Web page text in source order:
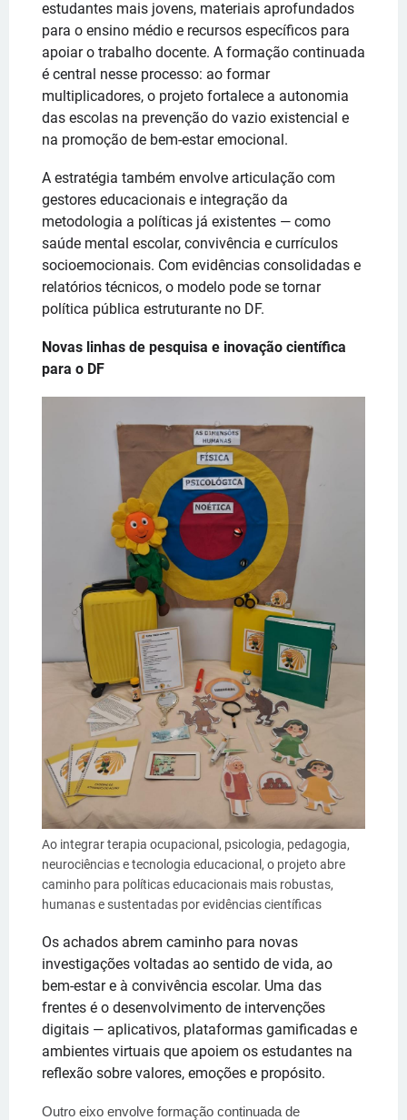
estudantes mais jovens, materiais aprofundados
para o ensino médio e recursos específicos para
apoiar o trabalho docente. A formação continuada
é central nesse processo: ao formar
multiplicadores, o projeto fortalece a autonomia
das escolas na prevenção do vazio existencial e
na promoção de bem-estar emocional.
A estratégia também envolve articulação com
gestores educacionais e integração da
metodologia a políticas já existentes — como
saúde mental escolar, convivência e currículos
socioemocionais. Com evidências consolidadas e
relatórios técnicos, o modelo pode se tornar
política pública estruturante no DF.
Novas linhas de pesquisa e inovação científica
para o DF
Ao integrar terapia ocupacional, psicologia, pedagogia,
neurociências e tecnologia educacional, o projeto abre
caminho para políticas educacionais mais robustas,
humanas e sustentadas por evidências científicas
Os achados abrem caminho para novas
investigações voltadas ao sentido de vida, ao
bem-estar e à convivência escolar. Uma das
frentes é o desenvolvimento de intervenções
digitais — aplicativos, plataformas gamificadas e
ambientes virtuais que apoiem os estudantes na
reflexão sobre valores, emoções e propósito.
Outro eixo envolve formação continuada de